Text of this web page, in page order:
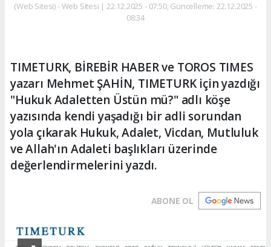
(Web Sitesi) - Web Sitesi | 22.12.2025 - 07:50, Güncelleme: 22.12.2025 -
08:34
TIMETURK, BİREBİR HABER ve TOROS TIMES
yazarı Mehmet ŞAHİN, TIMETURK için yazdığı
"Hukuk Adaletten Üstün mü?" adlı köşe
yazısında kendi yaşadığı bir adli sorundan
yola çıkarak Hukuk, Adalet, Vicdan, Mutluluk
ve Allah'ın Adaleti başlıkları üzerinde
değerlendirmelerini yazdı.
ABONE OL